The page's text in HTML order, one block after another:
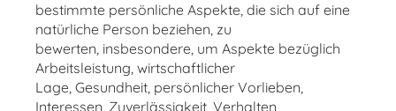
bestimmte persönliche Aspekte, die sich auf eine
natürliche Person beziehen, zu
bewerten, insbesondere, um Aspekte bezüglich
Arbeitsleistung, wirtschaftlicher
Lage, Gesundheit, persönlicher Vorlieben,
Interessen, Zuverlässigkeit, Verhalten,